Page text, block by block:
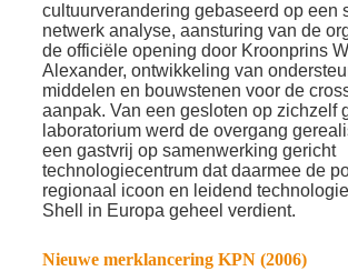
cultuurverandering gebaseerd op een
netwerk analyse, aansturing van de
de officiële opening door Kroonprins
Alexander, ontwikkeling van
middelen en bouwstenen voor de
aanpak. Van een gesloten op zichzelf
laboratorium werd de overgang
een gastvrij op samenwerking gericht
technologiecentrum dat daarmee de
regionaal icoon en leidend
Shell in Europa geheel verdient.
Nieuwe merklancering KPN (2006)